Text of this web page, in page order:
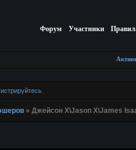
Форум Участники
.
»Джейсон Х\Jason X\James